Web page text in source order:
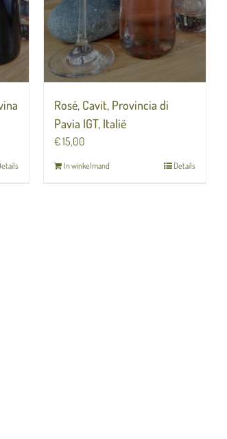
Rosé, Cavit, Provincia di
Pavia IGT, Italië
€15,00
In winkelmand Details